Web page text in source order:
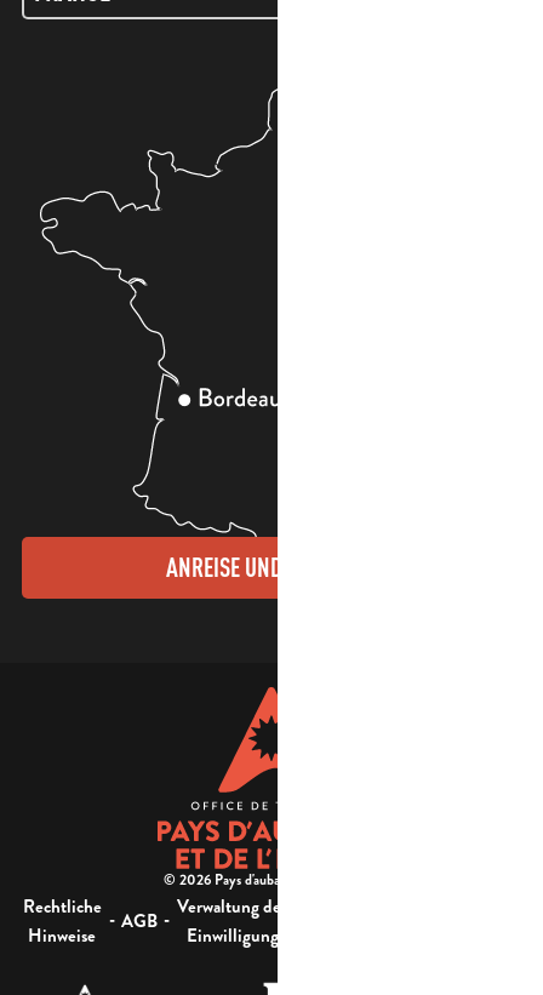
ANREISE UND KONTAKTE
© 2026 Pays d'aubagne et de l'étoile -
Rechtliche
Hinweise
- AGB - Verwaltung der
Einwilligung